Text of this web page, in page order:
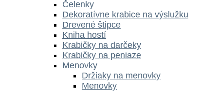
Čelenky
Dekoratívne krabice na výslužku
Drevené štipce
Kniha hostí
Krabičky na darčeky
Krabičky na peniaze
Menovky
Držiaky na menovky
Menovky